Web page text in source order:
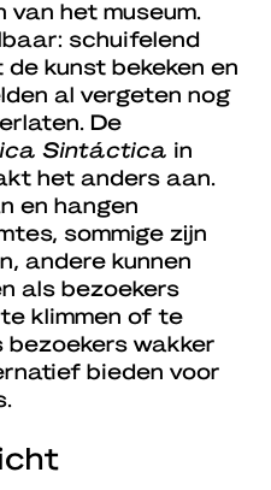
het museum.
schuifelend
kunst bekeken en
al vergeten nog
De
Sintáctica in
het anders aan.
en hangen
sommige zijn
andere kunnen
als bezoekers
klimmen of te
bezoekers wakker
bieden voor